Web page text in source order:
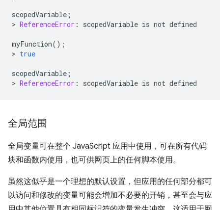
scopedVariable ;
> ReferenceError : scopedVariable is not defined
myFunction();
> true
scopedVariable ;
> ReferenceError : scopedVariable is not defined
全局范围
全局变量可在整个 JavaScript 应用中使用，可在所有代码
块和函数内使用，也可供网页上的任何脚本使用。
虽然这似乎是一个理想的默认设置，但应用的任何部分都可
以访问和修改的变量可能会增加不必要的开销，甚至会与应